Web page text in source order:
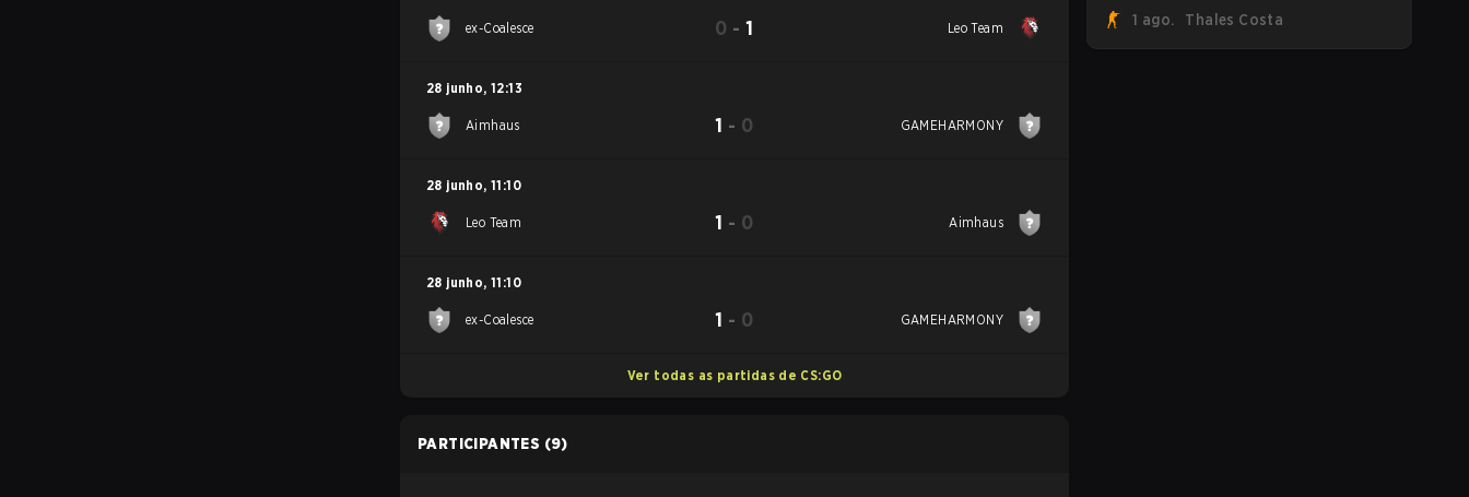
ex-Coalesce 0 -1 Leo Team
28 junho, 12:13
Aimhaus 1 - 0 GAMEHARMONY
28 junho, 11:10
Leo Team 1 - 0 Aimhaus
28 junho, 11:10
ex-Coalesce 1 - 0 GAMEHARMONY
Ver todas as partidas de CS:GO
PARTICIPANTES (9)
FaZe Clan, Team Spirit, Astralis e MOUZ
são os quatro sobreviventes ainda
1 ago. Thales Costa